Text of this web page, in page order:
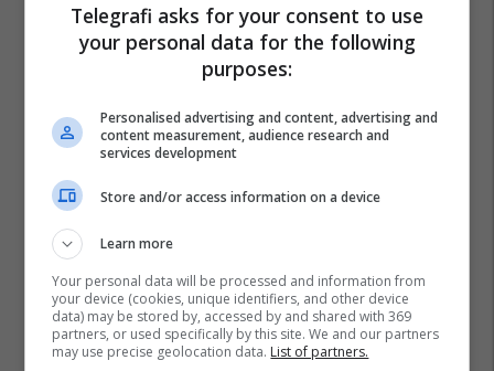
Telegrafi asks for your consent to use
your personal data for the following
purposes:
Personalised advertising and content, advertising and
content measurement, audience research and
services development
Store and/or access information on a device
Learn more
Your personal data will be processed and information from
your device (cookies, unique identifiers, and other device
data) may be stored by, accessed by and shared with 369
partners, or used specifically by this site. We and our partners
may use precise geolocation data. List of partners.